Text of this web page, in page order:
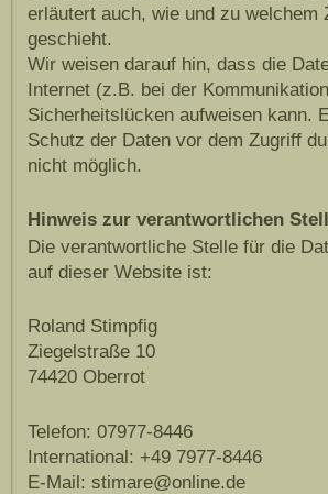
erläutert auch, wie und zu welchem
geschieht.
Wir weisen darauf hin, dass die
Internet (z.B. bei der
Sicherheitslücken aufweisen kann.
Schutz der Daten vor dem Zugriff
nicht möglich.
Hinweis zur verantwortlichen
Die verantwortliche Stelle für die
auf dieser Website ist:
Roland Stimpfig
Ziegelstraße 10
74420 Oberrot
Telefon: 07977-8446
International: +49 7977-8446
E-Mail: stimare@online.de